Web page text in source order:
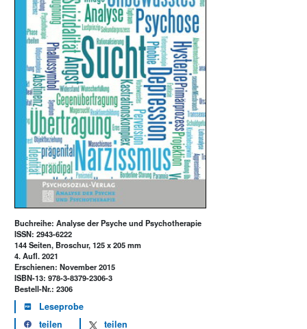
Buchreihe: Analyse der Psyche und Psychotherapie
ISSN: 2943-6222
144 Seiten, Broschur, 125 x 205 mm
4. Aufl. 2021
Erschienen: November 2015
ISBN-13: 978-3-8379-2306-3
Bestell-Nr.: 2306
Leseprobe
teilen
teilen